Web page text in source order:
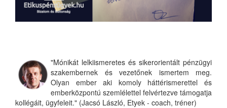
"Mónikát lelkiismeretes és sikerorientált pénzügyi
szakembernek és vezetőnek ismertem meg.
Olyan ember aki komoly háttérismerettel és
emberközpontú szemlélettel felvértezve támogatja
kollégáit, ügyfeleit." (Jacsó László, Etyek - coach, tréner)